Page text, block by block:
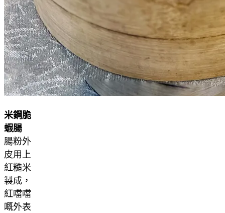
米鋼脆
蝦腸
腸粉外
皮用上
紅糙米
製成，
紅噹噹
嘅外表